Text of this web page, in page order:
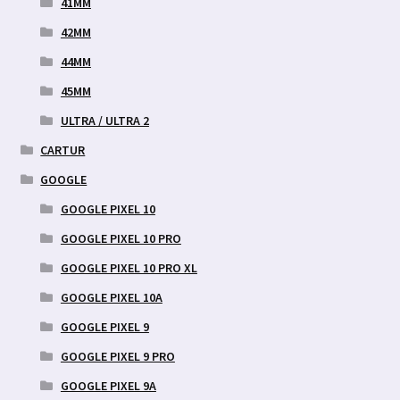
42MM
44MM
45MM
ULTRA / ULTRA 2
CARTUR
GOOGLE
GOOGLE PIXEL 10
GOOGLE PIXEL 10 PRO
GOOGLE PIXEL 10 PRO XL
GOOGLE PIXEL 10A
GOOGLE PIXEL 9
GOOGLE PIXEL 9 PRO
GOOGLE PIXEL 9A